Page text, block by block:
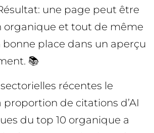
une page peut être
organique et tout de même
place dans un aperçu
📚
récentes le
de citations d’AI
du top 10 organique a